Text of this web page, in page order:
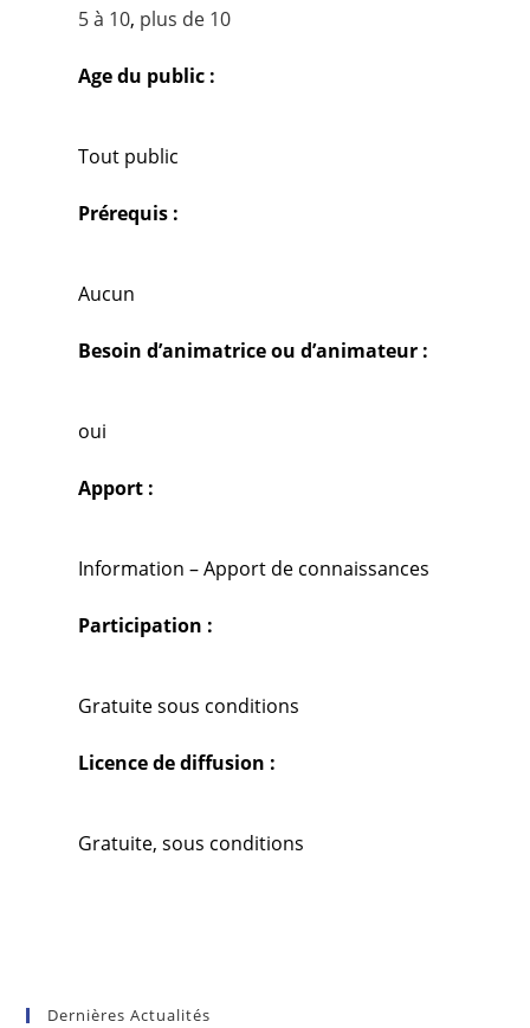
5 à 10, plus de 10
Age du public :
Tout public
Prérequis :
Aucun
Besoin d’animatrice ou d’animateur :
oui
Apport :
Information – Apport de connaissances
Participation :
Gratuite sous conditions
Licence de diffusion :
Gratuite, sous conditions
Dernières Actualités